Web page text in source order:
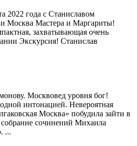
2022 года с Станиславом
Москва Мастера и Маргариты!
захватывающая очень
Экскурсия! Станислав
Москвовед уровня бог!
интонацией. Невероятная
Москва» побудила зайти в
сочинений Михаила
...